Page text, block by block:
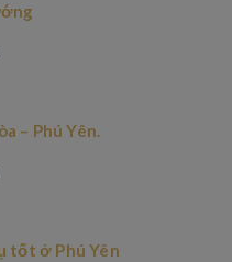
– Phú Yên.
tốt ở Phú Yên